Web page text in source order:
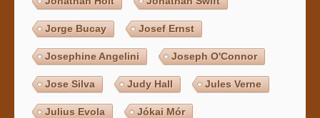
Jorge Bucay Josef Ernst
Josephine Angelini Joseph O'Connor
Jose Silva Judy Hall Jules Verne
Julius Evola Jókai Mór